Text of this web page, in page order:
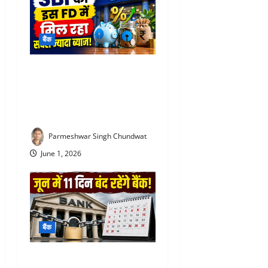
बैंक
Parmeshwar Singh Chundwat
June 1, 2026
बैंक